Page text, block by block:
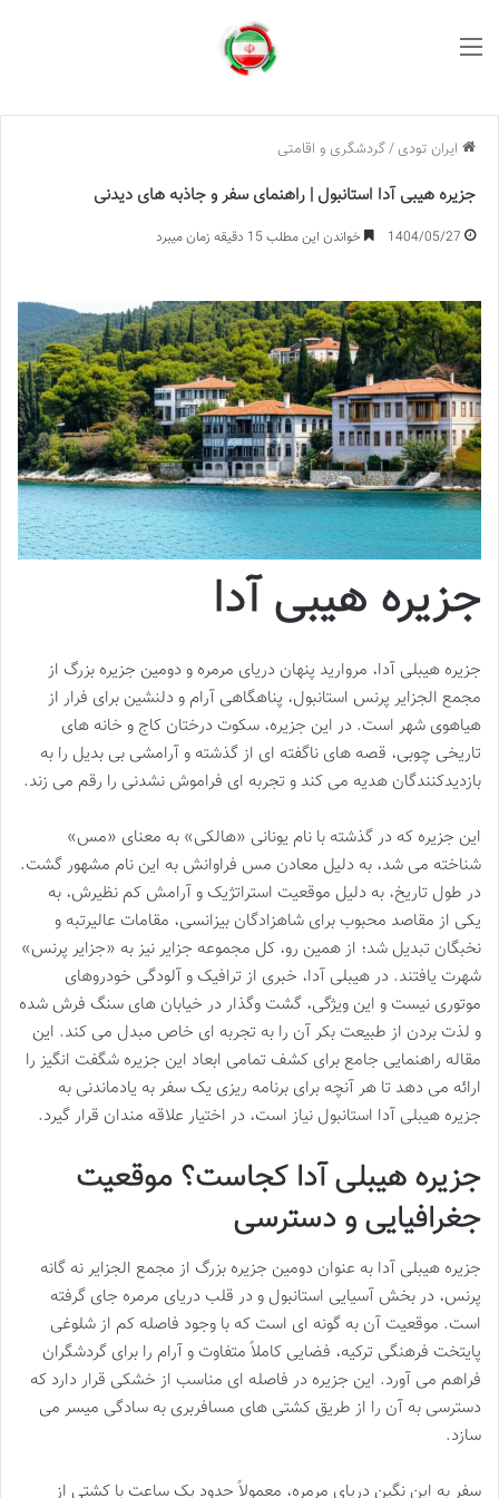
ایران تودی /گردشگری و اقامتی
جزیره هیبی آدا استانبول | راهنمای سفر و جاذبه های دیدنی
1404/05/27 خواندن این مطلب 15 دقیقه زمان میبرد
جزیره هیبی آدا
جزیره هیبلی آدا، مروارید پنهان دریای مرمره و دومین جزیره بزرگ از
مجمع الجزایر پرنس استانبول، پناهگاهی آرام و دلنشین برای فرار از
هیاهوی شهر است. در این جزیره، سکوت درختان کاج و خانه های
تاریخی چوبی، قصه های ناگفته ای از گذشته و آرامشی بی بدیل را به
بازدیدکنندگان هدیه می کند و تجربه ای فراموش نشدنی را رقم می زند.
این جزیره که در گذشته با نام یونانی «هالکی» به معنای «مس»
شناخته می شد، به دلیل معادن مس فراوانش به این نام مشهور گشت.
در طول تاریخ، به دلیل موقعیت استراتژیک و آرامش کم نظیرش، به
یکی از مقاصد محبوب برای شاهزادگان بیزانسی، مقامات عالیرتبه و
نخبگان تبدیل شد؛ از همین رو، کل مجموعه جزایر نیز به «جزایر پرنس»
شهرت یافتند. در هیبلی آدا، خبری از ترافیک و آلودگی خودروهای
موتوری نیست و این ویژگی، گشت وگذار در خیابان های سنگ فرش شده
و لذت بردن از طبیعت بکر آن را به تجربه ای خاص مبدل می کند. این
مقاله راهنمایی جامع برای کشف تمامی ابعاد این جزیره شگفت انگیز را
ارائه می دهد تا هر آنچه برای برنامه ریزی یک سفر به یادماندنی به
جزیره هیبلی آدا استانبول نیاز است، در اختیار علاقه مندان قرار گیرد.
جزیره هیبلی آدا کجاست؟ موقعیت
جغرافیایی و دسترسی
جزیره هیبلی آدا به عنوان دومین جزیره بزرگ از مجمع الجزایر نه گانه
پرنس، در بخش آسیایی استانبول و در قلب دریای مرمره جای گرفته
است. موقعیت آن به گونه ای است که با وجود فاصله کم از شلوغی
پایتخت فرهنگی ترکیه، فضایی کاملاً متفاوت و آرام را برای گردشگران
فراهم می آورد. این جزیره در فاصله ای مناسب از خشکی قرار دارد که
دسترسی به آن را از طریق کشتی های مسافربری به سادگی میسر می
سازد.
سفر به این نگین دریای مرمره، معمولاً حدود یک ساعت با کشتی از